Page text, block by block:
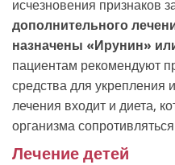
исчезновения признаков
дополнительного
назначены «Ирунин»
пациентам рекомендуют
средства для укрепления
лечения входит и диета,
организма
Лечение детей